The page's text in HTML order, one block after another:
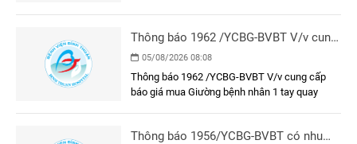
Thông báo 1962 /YCBG-BVBT V/v cung
cấp báo giá mua Giường bệnh nhân 1
tay quay
05/08/2026 08:08
Thông báo 1962 /YCBG-BVBT V/v cung cấp
báo giá mua Giường bệnh nhân 1 tay quay
Thông báo 1956/YCBG-BVBT có nhu